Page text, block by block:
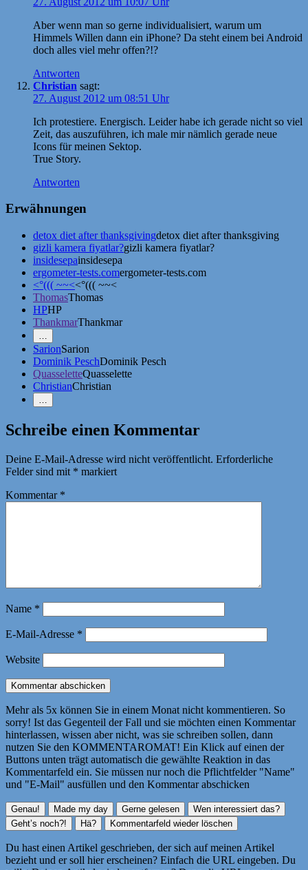
Aber wenn man so gerne individualisiert, warum um
Himmels Willen dann ein iPhone? Da steht einem bei Android
doch alles viel mehr offen?!?
Antworten
Christian sagt:
27. August 2012 um 08:51 Uhr
Ich protestiere. Energisch. Leider habe ich gerade nicht so viel
Zeit, das auszuführen, ich male mir nämlich gerade neue
Icons für meinen Sektop.
True Story.
Antworten
Erwähnungen
detox diet after thanksgivingdetox diet after thanksgiving
gizli kamera fiyatlar?gizli kamera fiyatlar?
insidesepainsidesepa
ergometer-tests.comergometer-tests.com
<°((( ~~<<°((( ~~<
ThomasThomas
HPHP
ThankmarThankmar
…
Erwähnungen
zeigen
SarionSarion
Dominik PeschDominik Pesch
QuasseletteQuasselette
ChristianChristian
…
Erwähnungen
Schreibe einen Kommentar
Deine E-Mail-Adresse wird nicht veröffentlicht. Erforderliche
Felder sind mit * markiert
Kommentar *
Name *
E-Mail-Adresse *
Website
Mehr als 5x können Sie in einem Monat nicht kommentieren. So
sorry! Ist das Gegenteil der Fall und sie möchten einen Kommentar
hinterlassen, wissen aber nicht, was sie schreiben sollen, dann
nutzen Sie den KOMMENTAROMAT! Ein Klick auf einen der
Buttons unten trägt automatisch die gewählte Reaktion in das
Kommentarfeld ein. Sie müssen nur noch die Pflichtfelder "Name"
und "E-Mail" ausfüllen und den Kommentar abschicken
Du hast einen Artikel geschrieben, der sich auf meinen Artikel
bezieht und er soll hier erscheinen? Einfach die URL eingeben. Du